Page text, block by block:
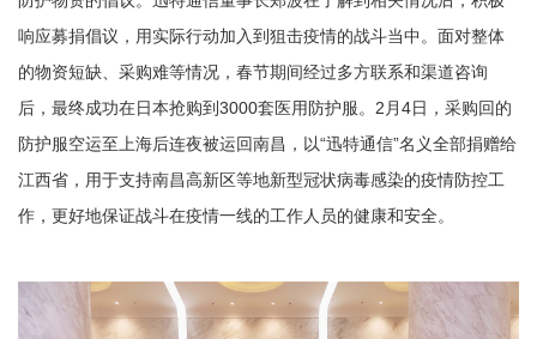
响应募捐倡议，用实际行动加入到狙击疫情的战斗当中。面对整体
的物资短缺、采购难等情况，春节期间经过多方联系和渠道咨询
后，最终成功在日本抢购到3000套医用防护服。2月4日，采购回的
防护服空运至上海后连夜被运回南昌，以“迅特通信”名义全部捐赠给
江西省，用于支持南昌高新区等地新型冠状病毒感染的疫情防控工
作，更好地保证战斗在疫情一线的工作人员的健康和安全。